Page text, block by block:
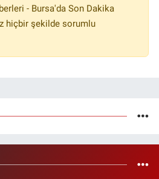
- Bursa'da Son Dakika
hiçbir şekilde sorumlu